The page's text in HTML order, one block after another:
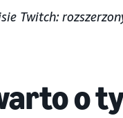
Twitch:
o